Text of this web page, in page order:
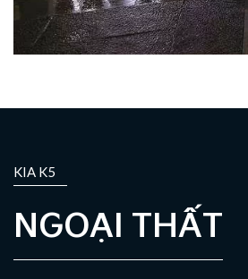
KIA K5
NGOẠI THẤT